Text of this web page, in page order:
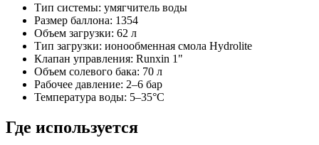
Тип системы: умягчитель воды
Размер баллона: 1354
Объем загрузки: 62 л
Тип загрузки: ионообменная смола Hydrolite
Клапан управления: Runxin 1"
Объем солевого бака: 70 л
Рабочее давление: 2–6 бар
Температура воды: 5–35°C
Где используется